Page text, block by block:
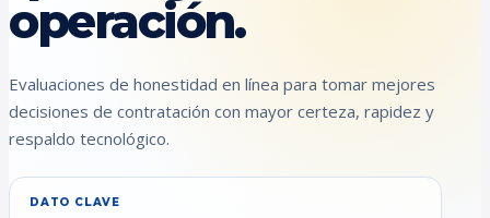
operación.
Evaluaciones de honestidad en línea para tomar mejores
decisiones de contratación con mayor certeza, rapidez y
respaldo tecnológico.
DATO CLAVE